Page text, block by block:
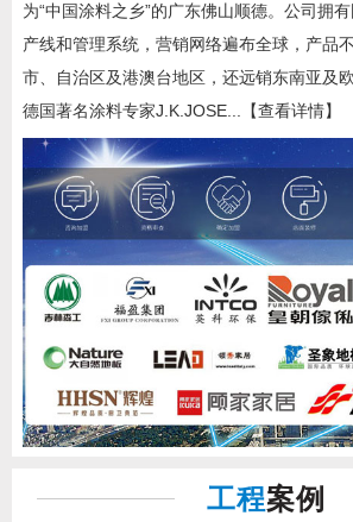
为“中国涂料之乡”的广东佛山顺德。公司拥
产线和管理系统，营销网络遍布全球，产品
市、自治区及港澳台地区，还远销东南亚及
德国著名涂料专家J.K.JOSE... 【查看详情】
工程案例